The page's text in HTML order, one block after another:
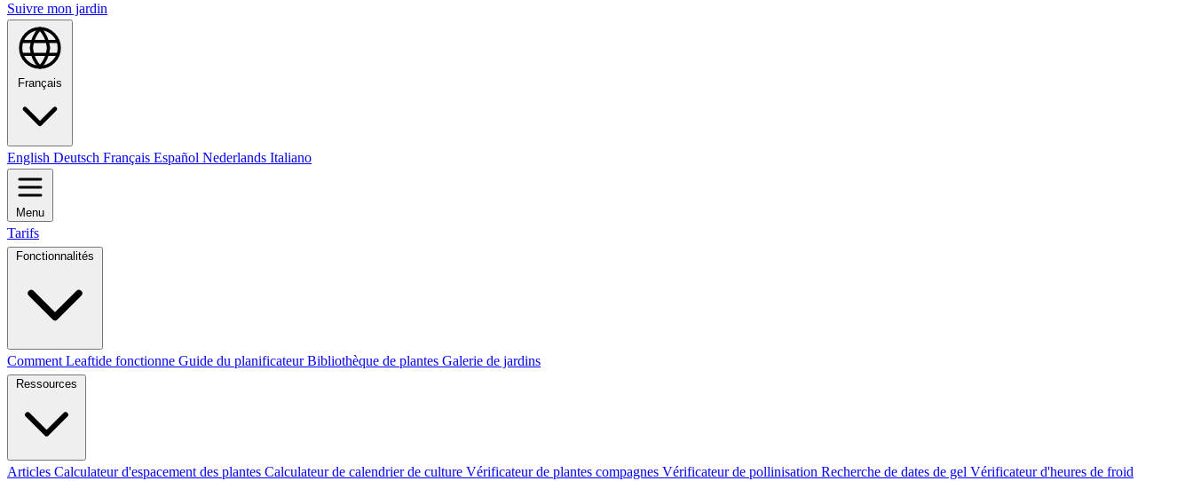
Suivre mon jardin
Français
English Deutsch Français Español Nederlands Italiano
Menu
Tarifs
Fonctionnalités
Comment Leaftide fonctionne Guide du planificateurBibliothèque de plantes Galerie de jardins
Ressources
Articles Calculateur d'espacement des plantes Calculateur de calendrier de culture Vérificateur de plantes compagnes Vérificateur de pollinisation Recherche de dates de gel Vérificateur d'heures de froid